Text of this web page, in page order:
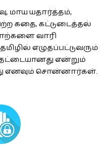
மாய யதார்த்தம்,
கதை, கட்டுடைத்தல்
வாரி
எழுதப்பட்டுவரும்
என்றும்
எனவும் சொன்னார்கள்.